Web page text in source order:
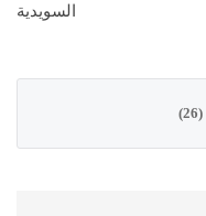
السويدية